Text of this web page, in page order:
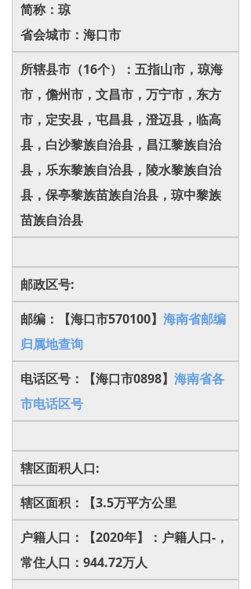
简称：琼
省会城市：海口市
所辖县市（16个）：五指山市，琼海
市，儋州市，文昌市，万宁市，东方
市，定安县，屯昌县，澄迈县，临高
县，白沙黎族自治县，昌江黎族自治
县，乐东黎族自治县，陵水黎族自治
县，保亭黎族苗族自治县，琼中黎族
苗族自治县
邮政区号:
邮编：【海口市570100】 海南省邮编
归属地查询
电话区号：【海口市0898】 海南省各
市电话区号
辖区面积人口:
辖区面积：【3.5万平方公里
户籍人口：【2020年】：户籍人口-，
常住人口：944.72万人